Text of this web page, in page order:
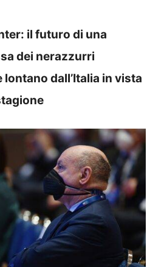
il futuro di una
dei nerazzurri
dall’Italia in vista